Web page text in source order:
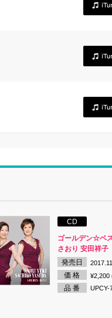
CD
ゴールデン☆ベ
さおり 安田祥子
発売日
価 格 ¥2,200
品 番 UPCY-